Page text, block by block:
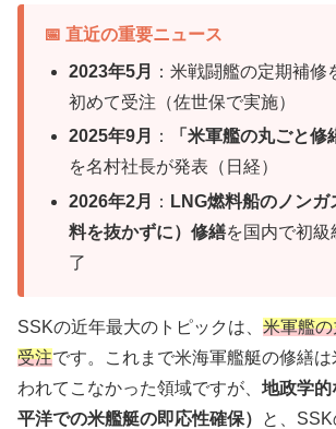
📅 直近の重要ニュース
2023年5月
：米戦闘艦の定期補修
初めて受注（佐世保で実施）
2025年9月
：
「米軍艦の丸ごと修
を名村社長が発表（日経）
2026年2月
： LNG燃料船のノンガ
料を抜かずに）修繕を国内で初級
了
SSKの近年最大のトピックは、 米軍艦
受注です。これまで米海軍艦艇の修繕
われてこなかった領域ですが、 地政学的
平洋での米艦艇の即応性確保）
と、